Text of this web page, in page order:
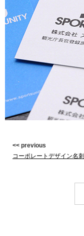
<< previous
コーポレートデザイン名刺